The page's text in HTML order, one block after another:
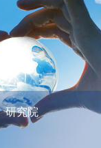
研究院